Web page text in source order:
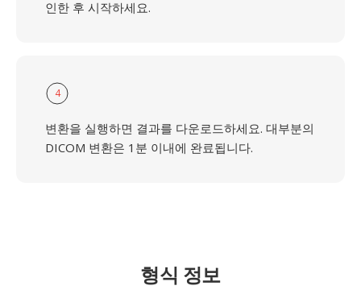
인한 후 시작하세요.
4
변환을 실행하면 결과를 다운로드하세요. 대부분의
DICOM 변환은 1분 이내에 완료됩니다.
형식 정보